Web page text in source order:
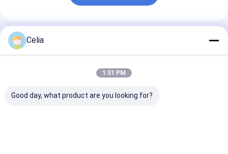
Produits Recommandés
Celia
1:51 PM
Good day, what product are you looking for?